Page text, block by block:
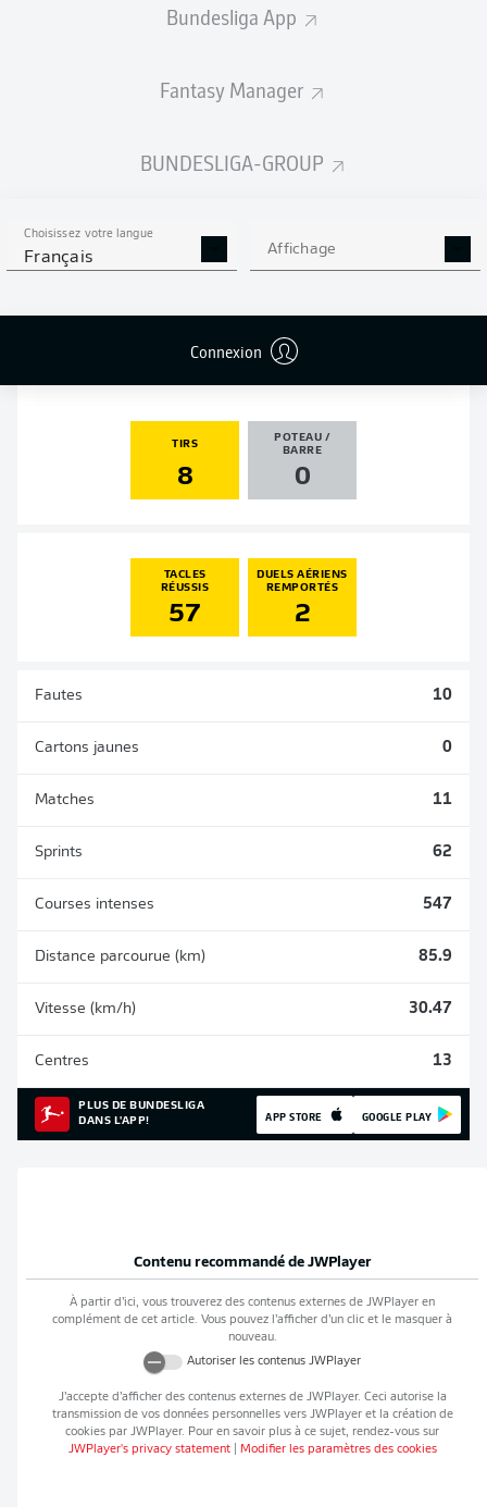
Bundesliga App
Fantasy Manager
BUNDESLIGA-GROUP
Choisissez votre langue
Français Affichage
Connexion
STATS DE LA SAISON
2025/2026
BUTS
1
PENALTIES
0
TIRS
8
POTEAU /
BARRE
0
TACLES
RÉUSSIS
57
DUELS AÉRIENS
REMPORTÉS
2
Fautes 10
Cartons jaunes 0
Matches 11
Sprints 62
Courses intenses 547
Distance parcourue (km) 85.9
Vitesse (km/h) 30.47
Centres 13
PLUS DE BUNDESLIGA
DANS L'APP!
APP STORE GOOGLE PLAY
Contenu recommandé de JWPlayer
À partir d’ici, vous trouverez des contenus externes de JWPlayer en
complément de cet article. Vous pouvez l’afficher d’un clic et le masquer à
nouveau.
Autoriser les contenus JWPlayer
J’accepte d’afficher des contenus externes de JWPlayer. Ceci autorise la
transmission de vos données personnelles vers JWPlayeret la création de
cookies par JWPlayer. Pour en savoir plus à ce sujet, rendez-vous sur
JWPlayer's privacy statement| Modifier les paramètres des cookies